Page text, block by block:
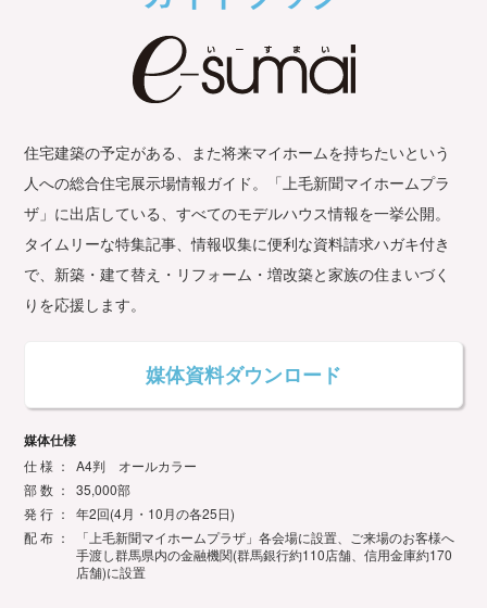
住宅建築の予定がある、また将来マイホームを持ちたいという
人への総合住宅展示場情報ガイド。「上毛新聞マイホームプラ
ザ」に出店している、すべてのモデルハウス情報を一挙公開。
タイムリーな特集記事、情報収集に便利な資料請求ハガキ付き
で、新築・建て替え・リフォーム・増改築と家族の住まいづく
りを応援します。
媒体資料ダウンロード
媒体仕様
仕 様 ：
A4判 オールカラー
部 数 ：
35,000部
発 行 ：
年2回(4月・10月の各25日)
配 布 ：
「上毛新聞マイホームプラザ」各会場に設置、ご来場のお客様へ
手渡し群馬県内の金融機関(群馬銀行約110店舗、信用金庫約170
店舗)に設置